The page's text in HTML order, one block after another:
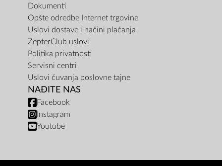
Dokumenti
Opšte odredbe Internet trgovine
Uslovi dostave i načini plaćanja
ZepterClub uslovi
Politika privatnosti
Servisni centri
Uslovi čuvanja poslovne tajne
NAĐITE NAS
Facebook
Instagram
Youtube